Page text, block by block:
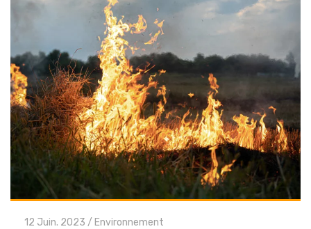
12 Juin. 2023 / Environnement